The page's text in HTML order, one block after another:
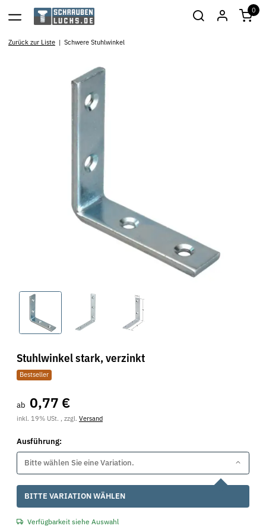
0
Zurück zur Liste Schwere Stuhlwinkel
Stuhlwinkel stark, verzinkt
Bestseller
ab 0,77 €
inkl. 19% USt. , zzgl. Versand
Ausführung:
Bitte wählen Sie eine Variation.
x
BITTE VARIATION WÄHLEN
Verfügbarkeit siehe Auswahl